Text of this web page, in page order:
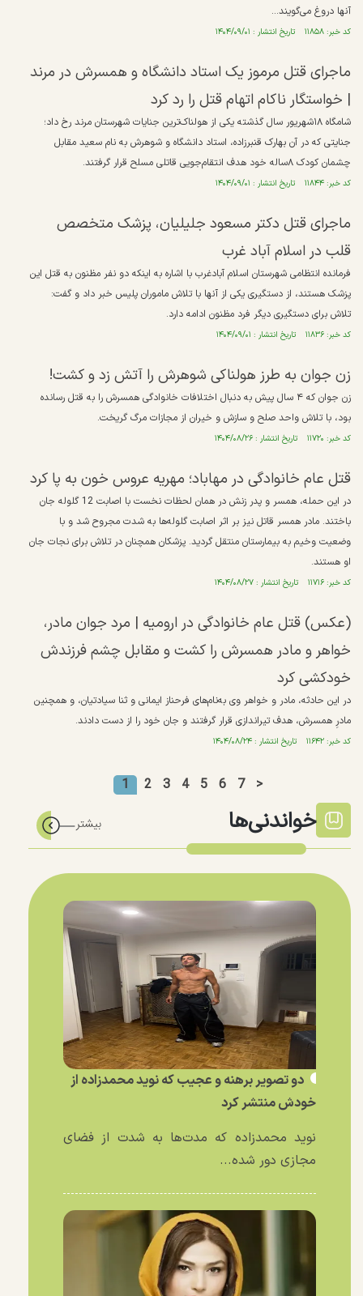
آنها دروغ می‌گویند...
کد خبر: ۱۱۸۵۸ تاریخ انتشار : ۱۴۰۴/۰۹/۰۱
ماجرای قتل مرموز یک استاد دانشگاه و همسرش در مرند
| خواستگار ناکام اتهام قتل را رد کرد
شامگاه ۱۸شهریور سال گذشته یکی از هولناک‌ترین جنایات شهرستان مرند رخ داد؛
جنایتی که در آن بهارک قنبرزاده، استاد دانشگاه و شوهرش به نام سعید مقابل
چشمان کودک ۸ساله خود هدف انتقام‌جویی قاتلی مسلح قرار گرفتند.
کد خبر: ۱۱۸۴۴ تاریخ انتشار : ۱۴۰۴/۰۹/۰۱
ماجرای قتل دکتر مسعود جلیلیان، پزشک متخصص
قلب در اسلام آباد غرب
فرمانده انتظامی شهرستان اسلام آبادغرب با اشاره به اینکه دو نفر مظنون به قتل این
پزشک هستند، از دستگیری یکی از آنها با تلاش ماموران پلیس خبر داد و گفت:
تلاش برای دستگیری دیگر فرد مظنون ادامه دارد.
کد خبر: ۱۱۸۳۶ تاریخ انتشار : ۱۴۰۴/۰۹/۰۱
زن جوان به طرز هولناکی شوهرش را آتش زد و کشت!
زن جوان که ۴ سال پیش به دنبال اختلافات خانوادگی همسرش را به قتل رسانده
بود، با تلاش واحد صلح و سازش و خیران از مجازات مرگ گریخت.
کد خبر: ۱۱۷۲۰ تاریخ انتشار : ۱۴۰۴/۰۸/۲۶
قتل عام خانوادگی در مهاباد؛ مهریه عروس خون به پا کرد
در این حمله، همسر و پدر زنش در همان لحظات نخست با اصابت 12 گلوله جان
باختند. مادر همسر قاتل نیز بر اثر اصابت گلوله‌ها به شدت مجروح شد و با
وضعیت وخیم به بیمارستان منتقل گردید. پزشکان همچنان در تلاش برای نجات جان
او هستند.
کد خبر: ۱۱۷۱۶ تاریخ انتشار : ۱۴۰۴/۰۸/۲۷
(عکس) قتل عام خانوادگی در ارومیه | مرد جوان مادر،
خواهر و مادر همسرش را کشت و مقابل چشم فرزندش
خودکشی کرد
در این حادثه، مادر و خواهر وی به‌نام‌های فرحناز ایمانی و ثنا سیادتیان، و همچنین
مادرِ همسرش، هدف تیراندازی قرار گرفتند و جان خود را از دست دادند.
کد خبر: ۱۱۶۴۲ تاریخ انتشار : ۱۴۰۴/۰۸/۲۴
1 2 3 4 5 6 7 >
خواندنی‌ها
دو تصویر برهنه و عجیب که نوید محمدزاده از
خودش منتشر کرد
نوید محمدزاده که مدت‌ها به شدت از فضای
مجازی دور شده...